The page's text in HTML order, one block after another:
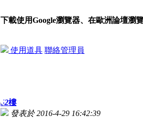
下載使用Google瀏覽器、在歐洲論壇瀏
使用道具 聯絡管理員
52樓
發表於 2016-4-29 16:42:39